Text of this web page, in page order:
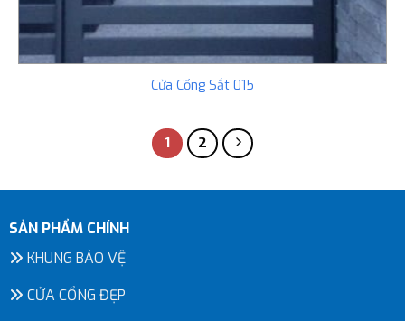
Cửa Cổng Sắt 015
1 2
SẢN PHẨM CHÍNH
KHUNG BẢO VỆ
CỬA CỔNG ĐẸP